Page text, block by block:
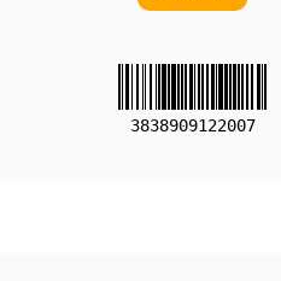
3838909122007